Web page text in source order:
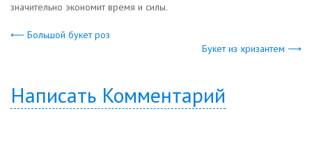
значительно экономит время и силы.
⟵ Большой букет роз
Букет из хризантем ⟶
Написать Комментарий